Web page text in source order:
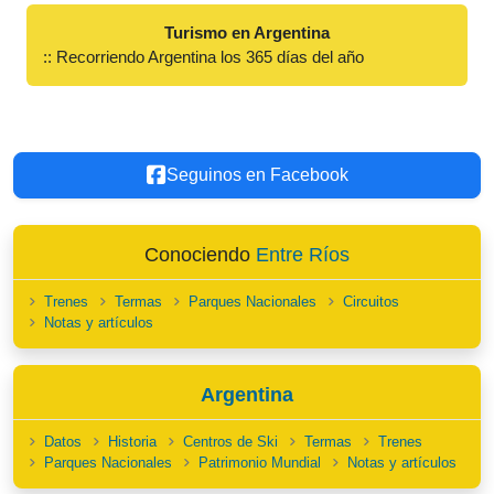
Turismo en Argentina
:: Recorriendo Argentina los 365 días del año
Seguinos en Facebook
Conociendo Entre Ríos
Trenes Termas Parques Nacionales
Circuitos
Notas y artículos
Argentina
Datos Historia Centros de Ski Termas
Trenes
Parques Nacionales
Patrimonio Mundial Notas y artículos